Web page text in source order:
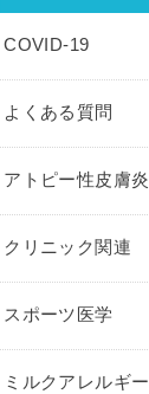
COVID-19
よくある質問
アトピー性皮膚炎
クリニック関連
スポーツ医学
ミルクアレルギー